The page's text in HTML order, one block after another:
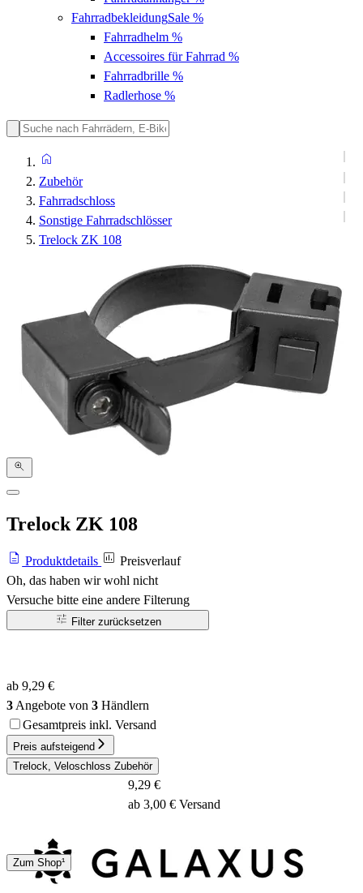
FahrradbekleidungSale %
Fahrradhelm %
Accessoires für Fahrrad %
Fahrradbrille %
Radlerhose %
Zubehör
Fahrradschloss
Sonstige Fahrradschlösser
Trelock ZK 108
Trelock ZK 108
Produktdetails
Preisverlauf
Oh, das haben wir wohl nicht
Versuche bitte eine andere Filterung
Filter zurücksetzen
ab 9,29 €
3 Angebote von 3 Händlern
Gesamtpreis inkl. Versand
Preis aufsteigend
Trelock, Veloschloss Zubehör
DHL
Sonstige
4 - 6 Tage
9,29 €
ab 3,00 € Versand
Zum Shop¹